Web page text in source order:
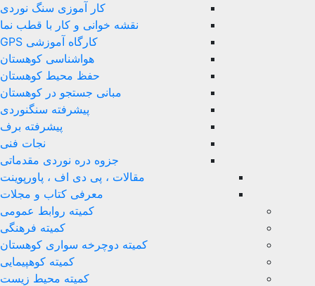
کار آموزی سنگ نوردی
نقشه خوانی و کار با قطب نما
کارگاه آموزشی GPS
هواشناسی کوهستان
حفظ محیط کوهستان
مبانی جستجو در کوهستان
پیشرفته سنگنوردی
پیشرفته برف
نجات فنی
جزوه دره نوردی مقدماتی
مقالات ، پی دی اف ، پاورپوینت
معرفی کتاب و مجلات
کمیته روابط عمومی
کمیته فرهنگی
کمیته دوچرخه سواری کوهستان
کمیته کوهپیمایی
کمیته محیط زیست